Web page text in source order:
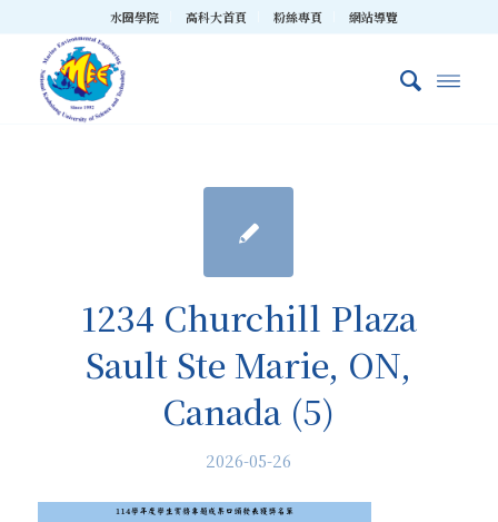
水圈學院 高科大首頁 粉絲專頁 網站導覽
1234 Churchill Plaza
Sault Ste Marie, ON,
Canada (5)
2026-05-26